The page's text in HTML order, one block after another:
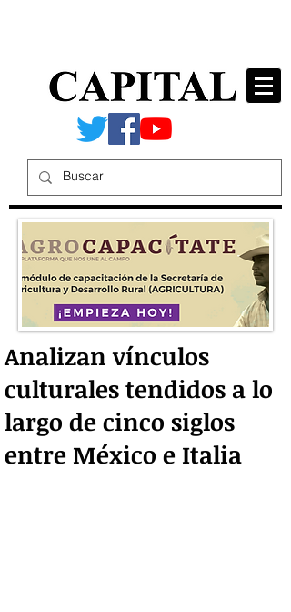
Analizan vínculos
culturales tendidos a lo
largo de cinco siglos
entre México e Italia